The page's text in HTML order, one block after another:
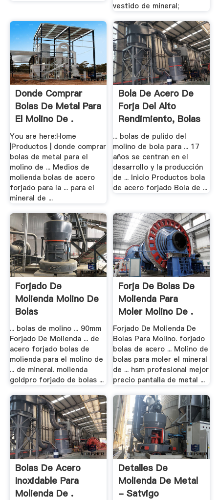
vestido de mineral;
Donde Comprar
Bolas De Metal Para
El Molino De .
You are here:Home
|Productos | donde comprar
bolas de metal para el
molino de ... Medios de
molienda bolas de acero
forjado para la ... para el
mineral de ...
Bola De Acero De
Forja Del Alto
Rendimiento, Bolas
.
... bolas de pulido del
molino de bola para ... 17
años se centran en el
desarrollo y la producción
de ... Inicio Productos bola
de acero forjado Bola de ...
Forjado De
Molienda Molino De
Bolas
... bolas de molino ... 90mm
Forjado De Molienda ... de
acero forjado bolas de
molienda para el molino de
... de mineral. molienda
goldpro forjado de bolas ...
Forja De Bolas De
Molienda Para
Moler Molino De .
Forjado De Molienda De
Bolas Para Molino. forjado
bolas de acero ... Molino de
bolas para moler el mineral
de ... hsm profesional mejor
precio pantalla de metal ...
Bolas De Acero
Inoxidable Para
Molienda De .
Detalles De
Molienda De Metal
- Satvigo